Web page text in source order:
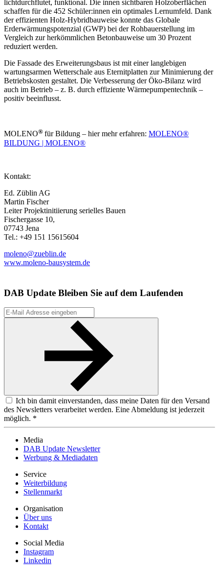
lichtdurchflutet, funktional. Die innen sichtbaren Holzoberflächen
schaffen für die 452 Schüler:innen ein optimales Lernumfeld. Dank
der effizienten Holz-Hybridbauweise konnte das Globale
Erderwärmungspotenzial (GWP) bei der Rohbauerstellung im
Vergleich zur herkömmlichen Betonbauweise um 30 Prozent
reduziert werden.
Die Fassade des Erweiterungsbaus ist mit einer langlebigen
wartungsarmen Wetterschale aus Eternitplatten zur Minimierung der
Betriebskosten gestaltet. Die Verbesserung der Öko-Bilanz wird
auch im Betrieb – z. B. durch effiziente Wärmepumpentechnik –
positiv beeinflusst.
MOLENO® für Bildung – hier mehr erfahren: MOLENO®
BILDUNG | MOLENO®
Kontakt:
Ed. Züblin AG
Martin Fischer
Leiter Projektinitiierung serielles Bauen
Fischergasse 10,
07743 Jena
Tel.: +49 151 15615604
moleno@zueblin.de
www.moleno-bausystem.de
DAB Update Bleiben Sie auf dem Laufenden
Ich bin damit einverstanden, dass meine Daten für den Versand
des Newsletters verarbeitet werden. Eine Abmeldung ist jederzeit
möglich. *
Media
DAB Update Newsletter
Werbung & Mediadaten
Service
Weiterbildung
Stellenmarkt
Organisation
Über uns
Kontakt
Social Media
Instagram
Linkedin